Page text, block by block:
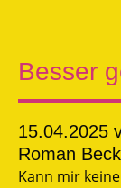
Besser
15.04.2025
Roman
Kann mir